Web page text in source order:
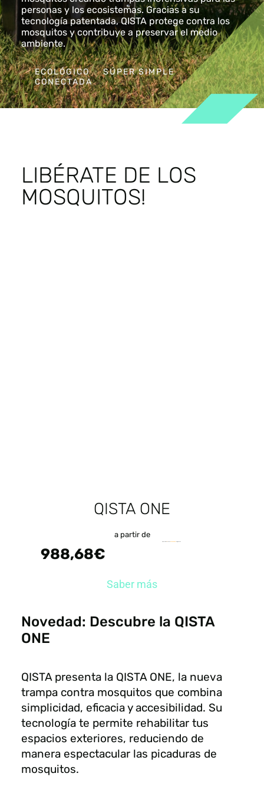
personas y los ecosistemas. Gracias a su
tecnología patentada, QISTA protege contra los
mosquitos y contribuye a preservar el medio
ambiente.
ECOLÓGICO
SÚPER SIMPLE
CONECTADA
LIBÉRATE DE LOS
MOSQUITOS!
QISTA ONE
a partir de
988,68€
Saber más
Novedad: Descubre la QISTA
ONE
QISTA presenta la QISTA ONE, la nueva
trampa contra mosquitos que combina
simplicidad, eficacia y accesibilidad. Su
tecnología te permite rehabilitar tus
espacios exteriores, reduciendo de
manera espectacular las picaduras de
mosquitos.